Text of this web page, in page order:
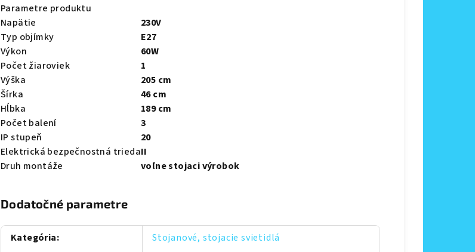
Parametre produktu
Napätie
230V
Typ objímky
E27
Výkon
60W
Počet žiaroviek
1
Výška
205 cm
Šírka
46 cm
Hĺbka
189 cm
Počet balení
3
IP stupeň
20
Elektrická bezpečnostná triedaII
Druh montáže
voľne stojaci výrobok
Dodatočné parametre
Kategória:
Stojanové, stojacie svietidlá